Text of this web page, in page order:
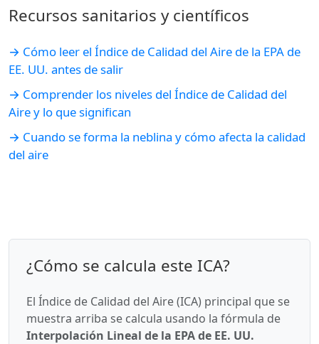
Recursos sanitarios y científicos
→ Cómo leer el Índice de Calidad del Aire de la EPA de
EE. UU. antes de salir
→ Comprender los niveles del Índice de Calidad del
Aire y lo que significan
→ Cuando se forma la neblina y cómo afecta la calidad
del aire
¿Cómo se calcula este ICA?
El Índice de Calidad del Aire (ICA) principal que se
muestra arriba se calcula usando la fórmula de
Interpolación Lineal de la EPA de EE. UU.